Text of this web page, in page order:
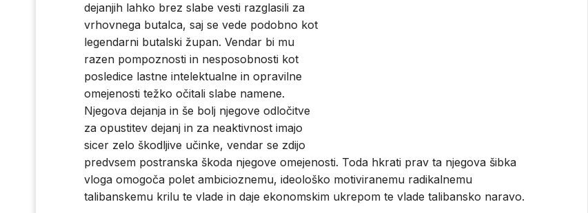
dejanjih lahko brez slabe vesti razglasili za
vrhovnega butalca, saj se vede podobno kot
legendarni butalski župan. Vendar bi mu
razen pompoznosti in nesposobnosti kot
posledice lastne intelektualne in opravilne
omejenosti težko očitali slabe namene.
Njegova dejanja in še bolj njegove odločitve
za opustitev dejanj in za neaktivnost imajo
sicer zelo škodljive učinke, vendar se zdijo
predvsem postranska škoda njegove omejenosti. Toda hkrati prav ta njegova šibka
vloga omogoča polet ambicioznemu, ideološko motiviranemu radikalnemu
talibanskemu krilu te vlade in daje ekonomskim ukrepom te vlade talibansko naravo.